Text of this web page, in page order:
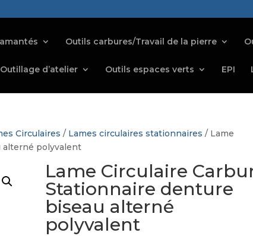
Outils carbures/Travail de la pierre
Outillage d’atelier Outils espaces verts EPI
Circulaires / Lames circulaires stationnaires / Lame
alterné polyvalent
Lame Circulaire
Stationnaire denture
biseau alterné
polyvalent